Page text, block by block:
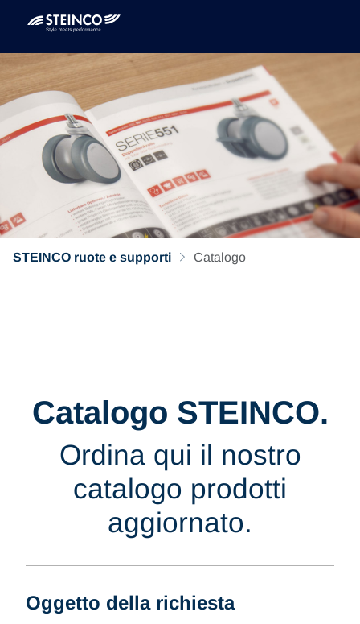
STEINCO ruote e supporti Catalogo
Catalogo STEINCO.
Ordina qui il nostro
catalogo prodotti
aggiornato.
Oggetto della richiesta